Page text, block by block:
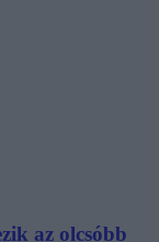
az olcsóbb